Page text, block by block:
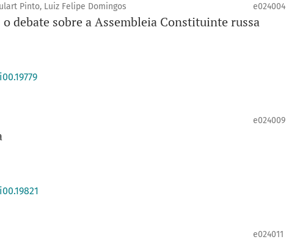
Pinto, Luiz Felipe Domingos e024004
debate sobre a Assembleia Constituinte russa
e024009
e024011